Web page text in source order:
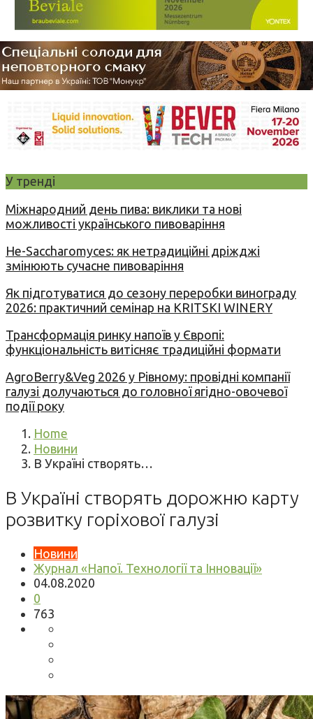
У тренді
Міжнародний день пива: виклики та нові
можливості українського пивоваріння
Не-Saccharomyces: як нетрадиційні дріжджі
змінюють сучасне пивоваріння
Як підготуватися до сезону переробки винограду
2026: практичний семінар на KRITSKI WINERY
Трансформація ринку напоїв у Європі:
функціональність витісняє традиційні формати
AgroBerry&Veg 2026 у Рівному: провідні компанії
галузі долучаються до головної ягідно-овочевої
події року
Home
Новини
В Україні створять…
В Україні створять дорожню карту
розвитку горіхової галузі
Новини
Журнал «Напої. Технології та Інновації»
04.08.2020
0
763